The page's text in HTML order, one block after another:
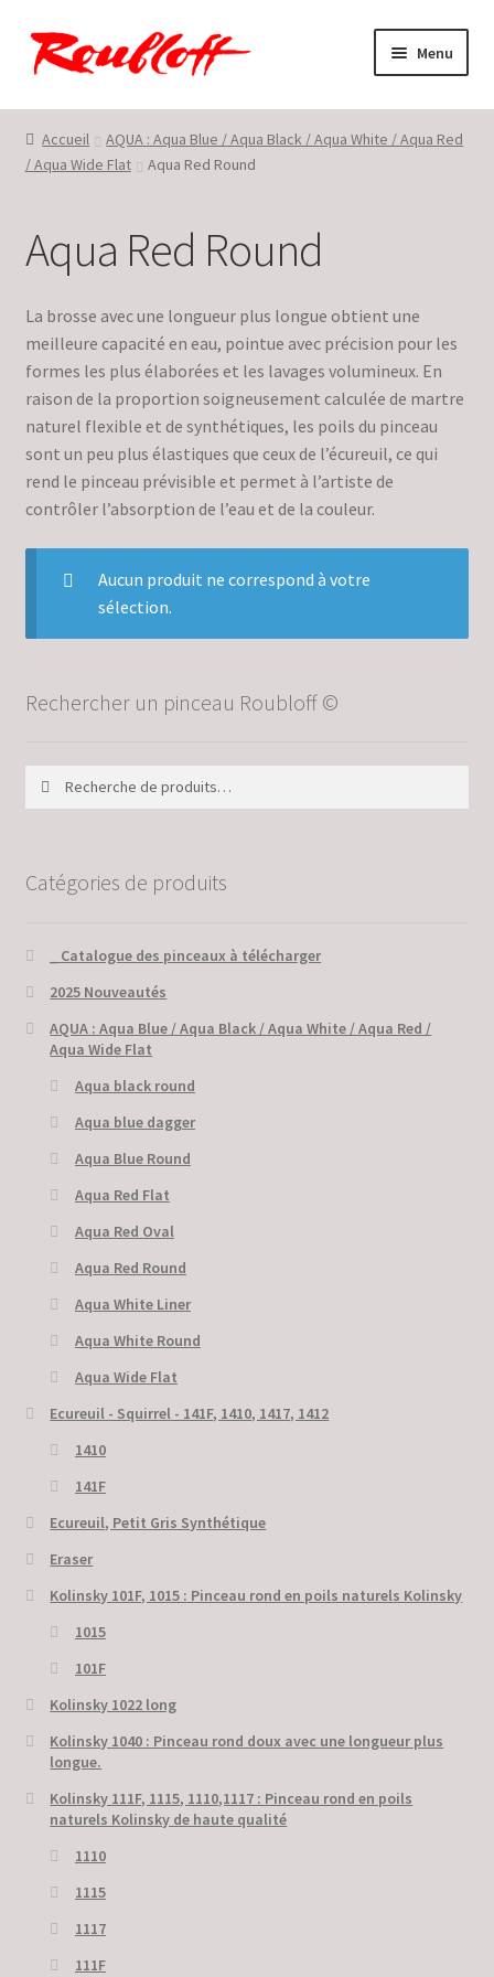
Aller
Aller
au
Menu
Accueil
Conditions générales de vente et d’utilisation
Mon compte
Panier
Politique de confidentialité
Restons en contact !
Validation de la commande
Accueil
AQUA : Aqua Blue / Aqua Black / Aqua White / Aqua Red
/ Aqua Wide Flat
Aqua Red Round
Aqua Red Round
La brosse avec une longueur plus longue obtient une
meilleure capacité en eau, pointue avec précision pour les
formes les plus élaborées et les lavages volumineux. En
raison de la proportion soigneusement calculée de martre
naturel flexible et de synthétiques, les poils du pinceau
sont un peu plus élastiques que ceux de l’écureuil, ce qui
rend le pinceau prévisible et permet à l’artiste de
contrôler l’absorption de l’eau et de la couleur.
Aucun produit ne correspond à votre
sélection.
Rechercher un pinceau Roubloff ©
Catégories de produits
_ Catalogue des pinceaux à télécharger
2025 Nouveautés
AQUA : Aqua Blue / Aqua Black / Aqua White / Aqua Red /
Aqua Wide Flat
Aqua black round
Aqua blue dagger
Aqua Blue Round
Aqua Red Flat
Aqua Red Oval
Aqua Red Round
Aqua White Liner
Aqua White Round
Aqua Wide Flat
Ecureuil - Squirrel - 141F, 1410, 1417, 1412
1410
141F
Ecureuil, Petit Gris Synthétique
Eraser
Kolinsky 101F, 1015 : Pinceau rond en poils naturels Kolinsky
1015
101F
Kolinsky 1022 long
Kolinsky 1040 : Pinceau rond doux avec une longueur plus
longue.
Kolinsky 111F, 1115, 1110,1117 : Pinceau rond en poils
naturels Kolinsky de haute qualité
1110
1115
1117
111F